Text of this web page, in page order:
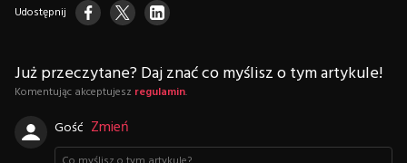
Udostępnij
Już przeczytane? Daj znać co myślisz o tym artykule!
Komentując akceptujesz regulamin.
Gość Zmień